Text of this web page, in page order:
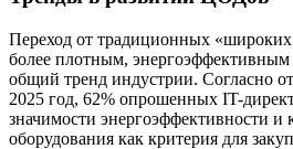
Переход от традиционных
более плотным, энергоэффективным
общий тренд индустрии. Согласно
2025 год, 62% опрошенных IT-
значимости энергоэффективности и
оборудования как критерия для